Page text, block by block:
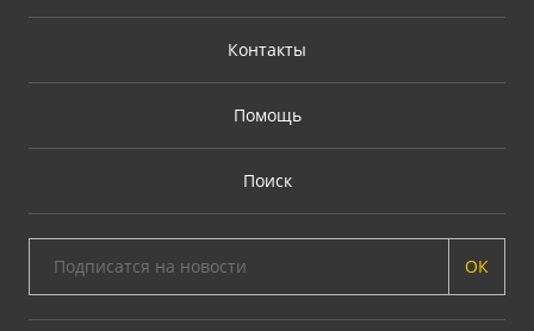
Контакты
Помощь
Поиск
ОК